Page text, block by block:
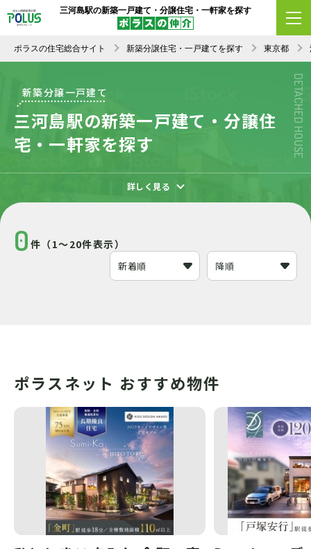
三河島駅の新築一戸建て・分譲住宅・一軒家を探す
ポラスの住宅総合サイト 新築分譲住宅・一戸建てを探す 東京都
DETACHED HOUSE
新築分譲一戸建て
三河島駅の新築一戸建て・分譲住
宅・一軒家を探す
詳しく見る
0 件（1～20件表示）
エリア変更 条件変更
ポラスネット おすすめ物件